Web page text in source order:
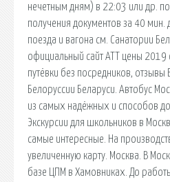
нечетным дням) в 22:03 или др.
получения документов за 40
поезда и вагона см. Санатории
официальный сайт АТТ цены 2019
путёвки без посредников, отзывы
Белоруссии Беларуси. Автобус
из самых надёжных и способов
Экскурсии для школьников в
самые интересные. На
увеличенную карту. Москва. В
базе ЦПМ в Хамовниках. До